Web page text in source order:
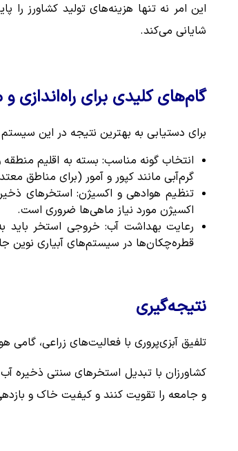
این امر نه تنها هزینه‌های تولید کشاورز
شایانی می‌کند.
گام‌های کلیدی برای راه‌اندازی
برای دستیابی به بهترین نتیجه در این
انتخاب گونه مناسب: بسته به اقلیم
گرم‌آبی مانند کپور و آمور (برای مناطق
تنظیم هوادهی و اکسیژن: استخرهای
اکسیژن مورد نیاز ماهی‌ها ضروری است.
رعایت بهداشت آب: خروجی استخر باید
قطره‌چکان‌ها در سیستم‌های آبیاری نوین
نتیجه‌گیری
تلفیق آبزی‌پروری با فعالیت‌های زراعی،
کشاورزان با تبدیل استخرهای سنتی ذخیره
و جامعه را تقویت کنند و کیفیت خاک و